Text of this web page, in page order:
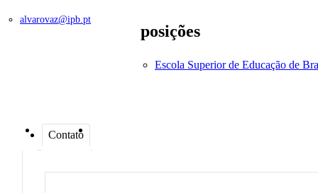
alvarovaz@ipb.pt
posições
Escola Superior de Educação de
Contato